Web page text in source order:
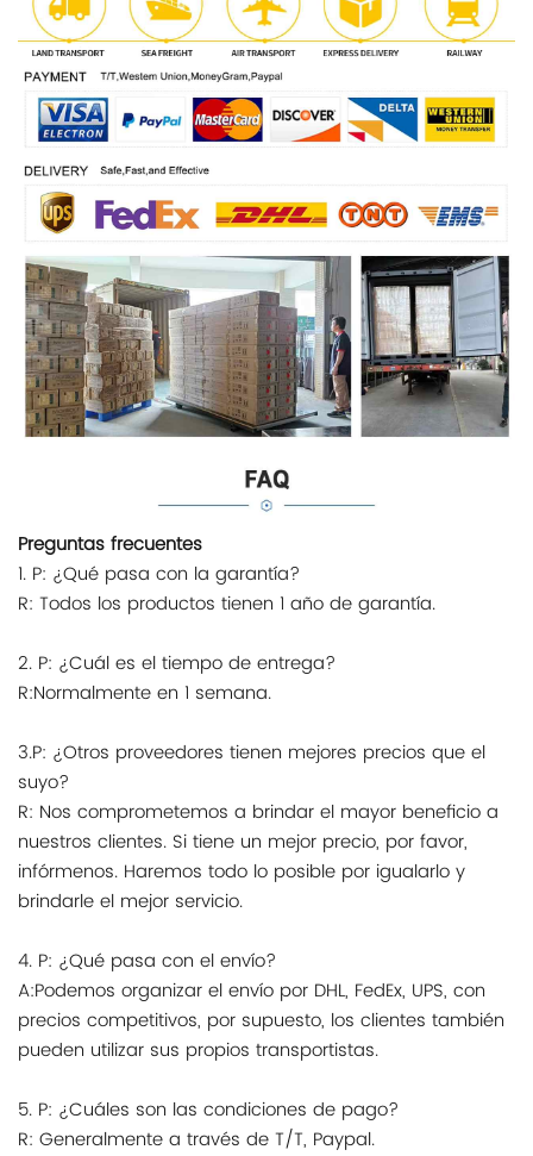
Preguntas frecuentes
1. P: ¿Qué pasa con la garantía?
R: Todos los productos tienen 1 año de garantía.
2. P: ¿Cuál es el tiempo de entrega?
R:Normalmente en 1 semana.
3.P: ¿Otros proveedores tienen mejores precios que el
suyo?
R: Nos comprometemos a brindar el mayor beneficio a
nuestros clientes. Si tiene un mejor precio, por favor,
infórmenos. Haremos todo lo posible por igualarlo y
brindarle el mejor servicio.
4. P: ¿Qué pasa con el envío?
A:Podemos organizar el envío por DHL, FedEx, UPS, con
precios competitivos, por supuesto, los clientes también
pueden utilizar sus propios transportistas.
5. P: ¿Cuáles son las condiciones de pago?
R: Generalmente a través de T/T, Paypal.